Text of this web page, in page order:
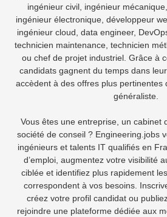
ingénieur civil, ingénieur
ingénieur électronique, développeur
ingénieur cloud, data engineer,
technicien maintenance, technicien
ou chef de projet industriel. Grâce à
candidats gagnent du temps dans
accèdent à des offres plus pertinentes
généraliste.
Vous êtes une entreprise, un cabinet
société de conseil ? Engineering.jobs
ingénieurs et talents IT qualifiés en
d’emploi, augmentez votre visibilité
ciblée et identifiez plus rapidement
correspondent à vos besoins.
créez votre profil candidat ou
rejoindre une plateforme dédiée aux